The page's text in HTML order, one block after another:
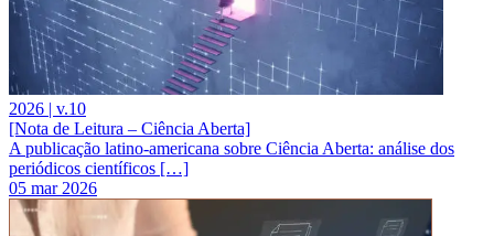
2026 | v.10
[Nota de Leitura – Ciência Aberta]
A publicação latino-americana sobre Ciência Aberta: análise dos
periódicos científicos […]
05 mar 2026